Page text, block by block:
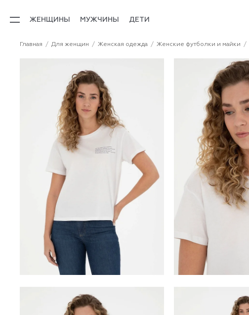
ЖЕНЩИНЫ МУЖЧИНЫ ДЕТИ
Главная Для женщин Женская одежда Женские футболки и майки